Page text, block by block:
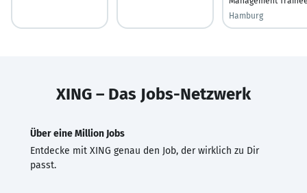
Hamburg
XING – Das Jobs-Netzwerk
Über eine Million Jobs
Entdecke mit XING genau den Job, der wirklich zu Dir
passt.